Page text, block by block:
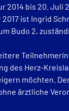
2014 bis 20. Juli
2017 ist Ingrid
Budo 2,
des Herz-
möchten.
ärztliche